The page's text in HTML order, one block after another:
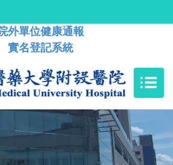
外單位健康通報
實名登記系統